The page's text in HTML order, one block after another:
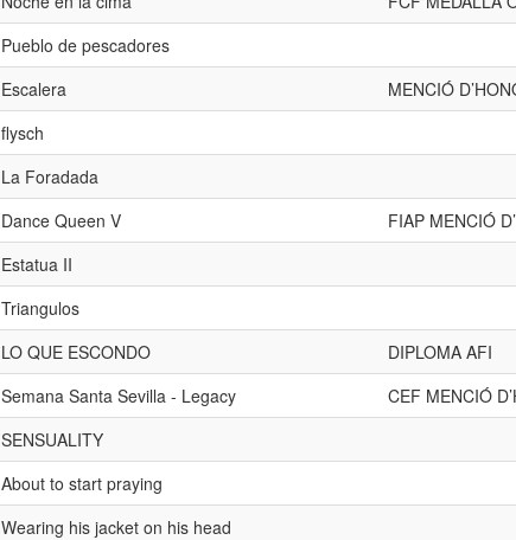
Pueblo de pescadores
Escalera
MENCIÓ
flysch
La Foradada
Dance Queen V
FIAP MENCIÓ
Estatua II
Triangulos
LO QUE ESCONDO
DIPLOMA AFI
Semana Santa Sevilla - Legacy
CEF MENCIÓ
SENSUALITY
About to start praying
Wearing his jacket on his head